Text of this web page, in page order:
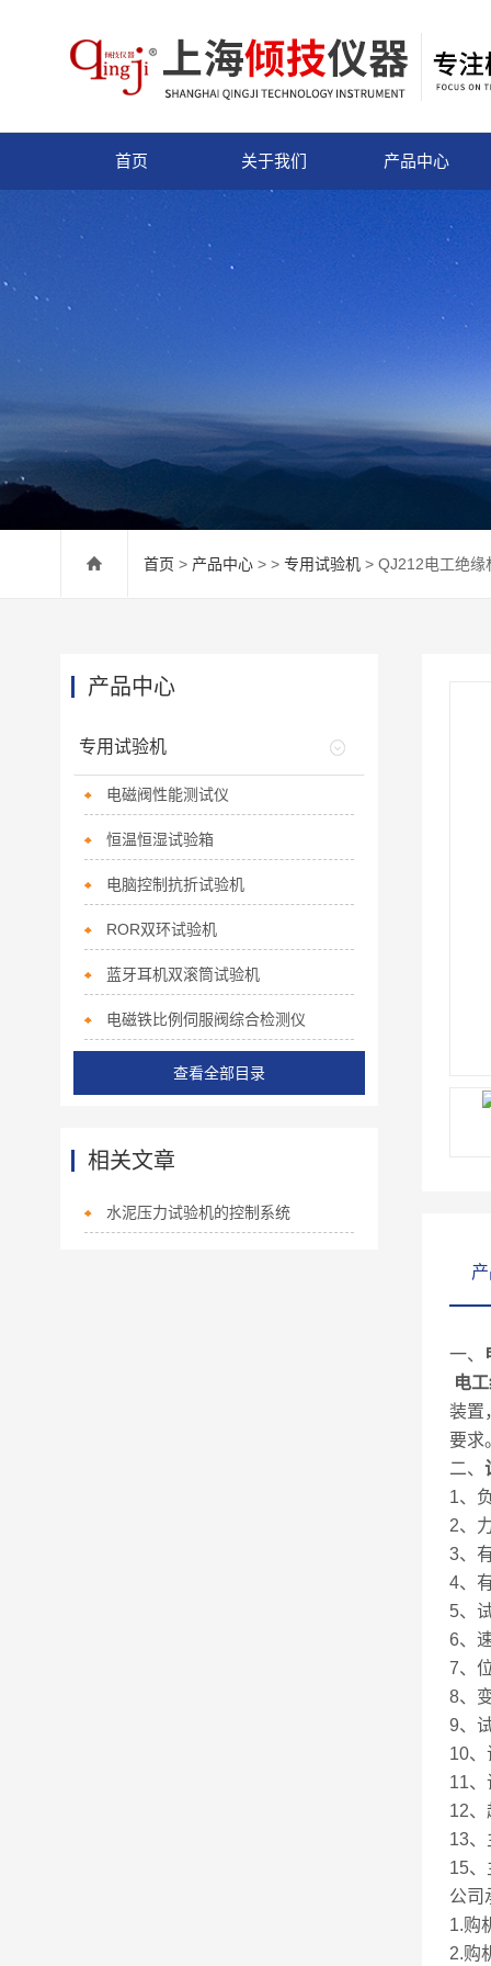
首页 关于我们 产品中心
首页 > 产品中心 > > 专用试验机 > QJ212电工绝缘
一、
电
装置
要求
二、
1、
2、
3、
4、
5、
6、
7、
8、
9、
10、
11、
12、
13
15、
公司
1.购
2.购
产品中心
专用试验机
电磁阀性能测试仪
恒温恒湿试验箱
电脑控制抗折试验机
ROR双环试验机
蓝牙耳机双滚筒试验机
电磁铁比例伺服阀综合检测仪
查看全部目录
相关文章
水泥压力试验机的控制系统